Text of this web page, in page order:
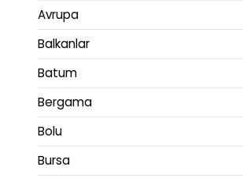
Avrupa
Balkanlar
Batum
Bergama
Bolu
Bursa